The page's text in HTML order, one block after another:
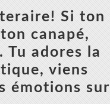
Si ton
canapé,
adores la
viens
émotions sur